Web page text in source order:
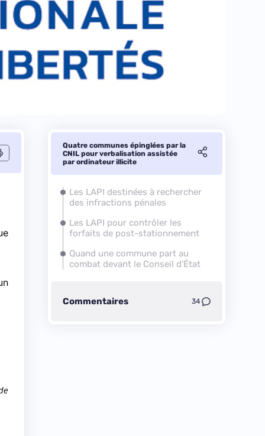
Quatre communes épinglées par la
CNIL pour verbalisation assistée
par ordinateur illicite
Les LAPI destinées à rechercher
des infractions pénales
Les LAPI pour contrôler les
forfaits de post-stationnement
Quand une commune part au
combat devant le Conseil d'État
Commentaires 34